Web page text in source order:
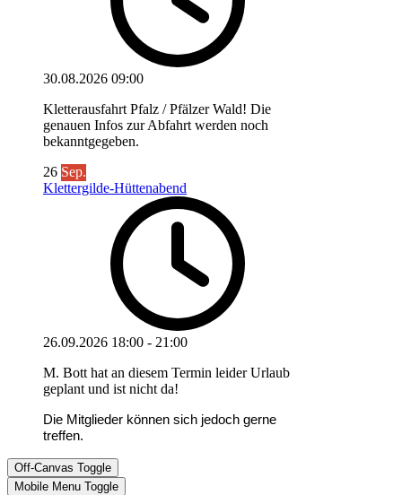
30.08.2026 09:00
Kletterausfahrt Pfalz / Pfälzer Wald! Die
genauen Infos zur Abfahrt werden noch
bekanntgegeben.
26 Sep.
Klettergilde-Hüttenabend
26.09.2026 18:00 - 21:00
M. Bott hat an diesem Termin leider Urlaub
geplant und ist nicht da!
Die Mitglieder können sich jedoch gerne
treffen.
Off-Canvas Toggle
Mobile Menu Toggle